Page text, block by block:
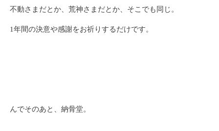
不動さまだとか、荒神さまだとか、そこでも同じ。
1年間の決意や感謝をお祈りするだけです。
んでそのあと、納骨堂。